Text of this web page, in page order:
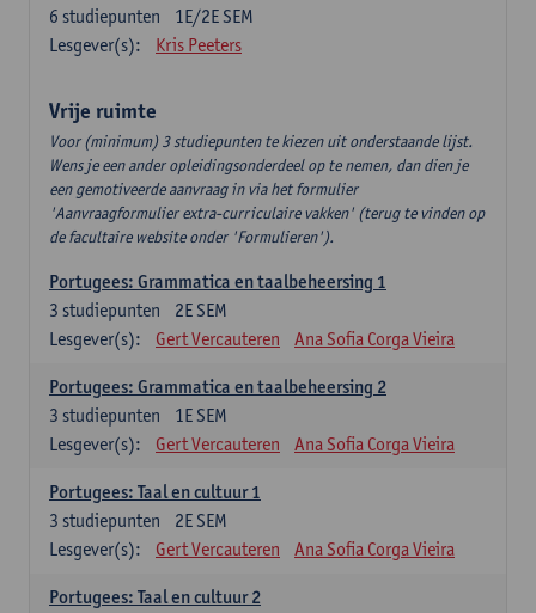
1E/2E SEM
6 studiepunten
Lesgever(s):
Kris Peeters
Vrije ruimte
Voor (minimum) 3 studiepunten te kiezen uit onderstaande lijst.
Wens je een ander opleidingsonderdeel op te nemen, dan dien je
een gemotiveerde aanvraag in via het formulier
'Aanvraagformulier extra-curriculaire vakken' (terug te vinden op
de facultaire website onder 'Formulieren').
Portugees: Grammatica en taalbeheersing 1
2E SEM
3 studiepunten
Lesgever(s):
Gert Vercauteren Ana Sofia Corga Vieira
Portugees: Grammatica en taalbeheersing 2
1E SEM
3 studiepunten
Lesgever(s):
Gert Vercauteren Ana Sofia Corga Vieira
Portugees: Taal en cultuur 1
2E SEM
3 studiepunten
Lesgever(s):
Gert Vercauteren Ana Sofia Corga Vieira
Portugees: Taal en cultuur 2